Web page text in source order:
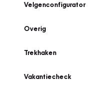
Velgenconfigurator
Overig
Trekhaken
Vakantiecheck